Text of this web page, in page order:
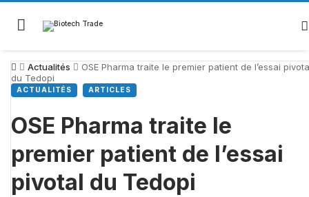
Actualités
OSE Pharma traite le premier patient de l’essai
du Tedopi
ACTUALITÉS ARTICLES
OSE Pharma traite le
premier patient de l’essai
pivotal du Tedopi